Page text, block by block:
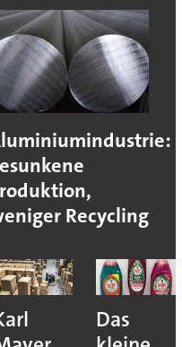
Recycling
Das